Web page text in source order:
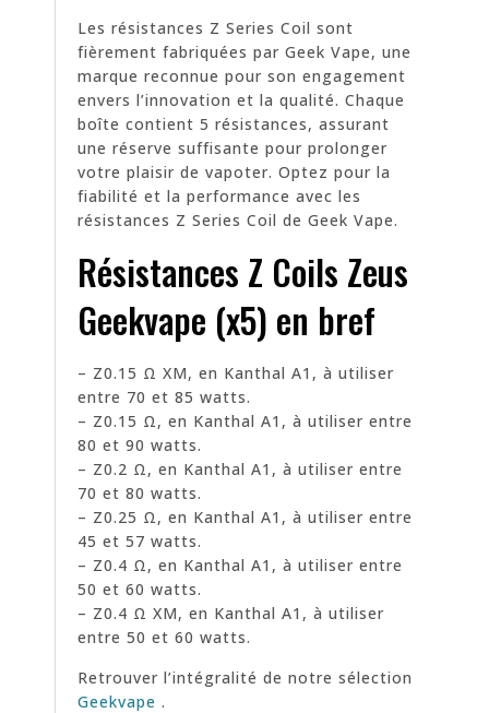
Les résistances Z Series Coil sont
fièrement fabriquées par Geek Vape, une
marque reconnue pour son engagement
envers l’innovation et la qualité. Chaque
boîte contient 5 résistances, assurant
une réserve suffisante pour prolonger
votre plaisir de vapoter. Optez pour la
fiabilité et la performance avec les
résistances Z Series Coil de Geek Vape.
Résistances Z Coils Zeus
Geekvape (x5) en bref
– Z0.15 Ω XM, en Kanthal A1, à utiliser
entre 70 et 85 watts.
– Z0.15 Ω, en Kanthal A1, à utiliser entre
80 et 90 watts.
– Z0.2 Ω, en Kanthal A1, à utiliser entre
70 et 80 watts.
– Z0.25 Ω, en Kanthal A1, à utiliser entre
45 et 57 watts.
– Z0.4 Ω, en Kanthal A1, à utiliser entre
50 et 60 watts.
– Z0.4 Ω XM, en Kanthal A1, à utiliser
entre 50 et 60 watts.
Retrouver l’intégralité de notre sélection
Geekvape .